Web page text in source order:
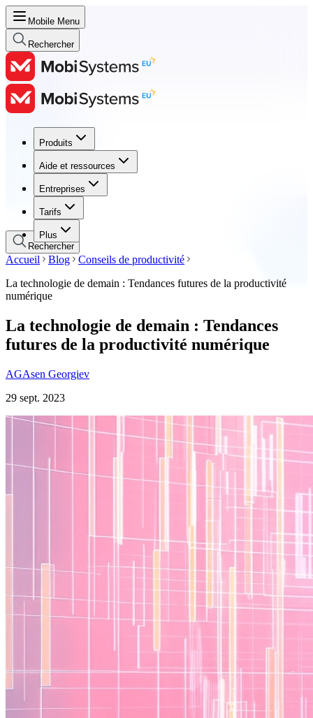
Mobile Menu
Rechercher
Produits
Aide et ressources
Entreprises
Tarifs
Plus
Produits
Aide et ressources
Entreprises
Tarifs
Rechercher
Accueil Blog
Conseils de productivité
La technologie de demain : Tendances futures de la productivité
numérique
La technologie de demain : Tendances
futures de la productivité numérique
AGAsen Georgiev
29 sept. 2023